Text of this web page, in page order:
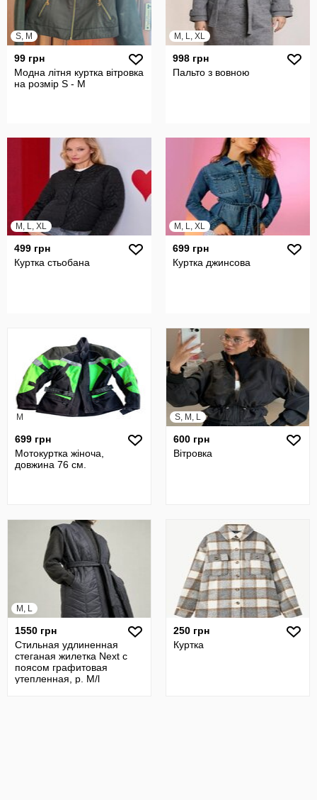
S, M
99 грн
Модна літня куртка вітровка
на розмір S - M
M, L, XL
998 грн
Пальто з вовною
M, L, XL
499 грн
Куртка стьобана
M, L, XL
699 грн
Куртка джинсова
M
699 грн
Мотокуртка жіноча,
довжина 76 см.
S, M, L
600 грн
Вітровка
M, L
1550 грн
Стильная удлиненная
стеганая жилетка Next с
поясом графитовая
утепленная, р. М/l
250 грн
Куртка